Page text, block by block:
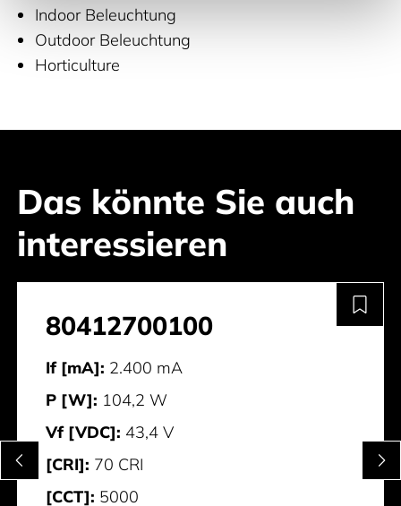
Indoor Beleuchtung
Outdoor Beleuchtung
Horticulture
Das könnte Sie auch
interessieren
80412700100
If [mA]: 2.400 mA
P [W]: 104,2 W
Vf [VDC]: 43,4 V
[CRI]: 70 CRI
[CCT]: 5000